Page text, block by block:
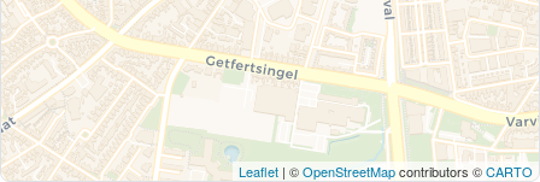
Leaflet | ©OpenStreetMapcontributors ©CARTO